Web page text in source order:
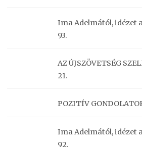
Ima Adelmától, idézet
93.
AZ ÚJSZÖVETSÉG
21.
POZITÍV
Ima Adelmától, idézet
92.